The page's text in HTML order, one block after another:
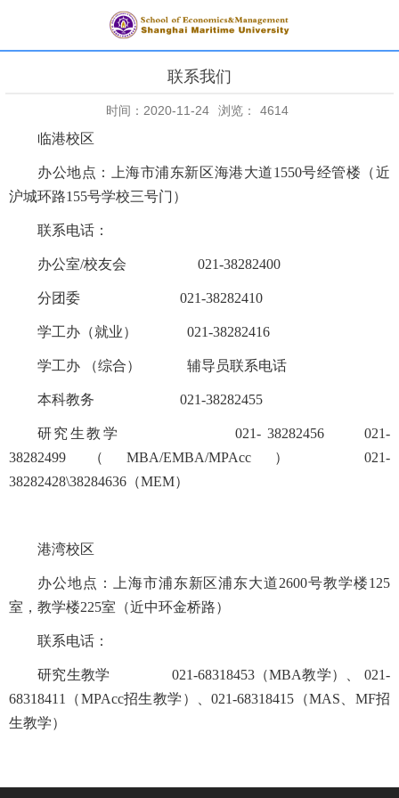
联系我们
时间：2020-11-24 浏览： 4614
临港校区
办公地点：上海市浦东新区海港大道1550号经管楼（近
沪城环路155号学校三号门）
联系电话：
办公室/校友会 021-38282400
分团委 021-38282410
学工办（就业） 021-38282416
学工办 （综合） 辅导员联系电话
本科教务 021-38282455
研究生教学 021- 38282456 021-
38282499（MBA/EMBA/MPAcc） 021-
38282428\38284636（MEM）
港湾校区
办公地点：上海市浦东新区浦东大道2600号教学楼125
室，教学楼225室（近中环金桥路）
联系电话：
研究生教学 021-68318453（MBA教学） 、021-
68318411（MPAcc招生教学）、021-68318415（MAS、MF招
生教学）